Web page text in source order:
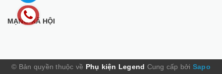
MẠNG XÃ HỘI
© Bản quyền thuộc về Phụ kiện Legend Cung cấp bởi Sapo